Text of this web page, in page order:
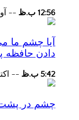
12:56 ب.ظ --
آیا چشم ما
دادن حافظه
5:42 ب.ظ -- اکتبر
چشم در